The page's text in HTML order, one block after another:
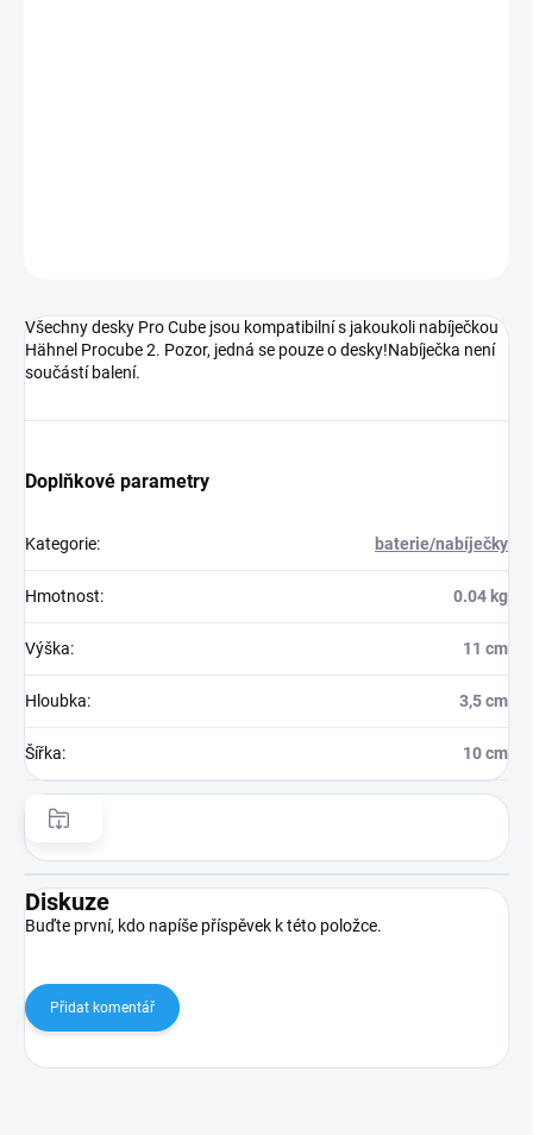
Všechny desky Pro Cube jsou kompatibilní s jakoukoli nabíječkou
Hähnel Procube 2. Pozor, jedná se pouze o desky!Nabíječka není
součástí balení.
Doplňkové parametry
Kategorie: baterie/nabíječky
Hmotnost: 0.04 kg
Výška: 11 cm
Hloubka: 3,5 cm
Šířka: 10 cm
Diskuze
Buďte první, kdo napíše příspěvek k této položce.
Přidat komentář